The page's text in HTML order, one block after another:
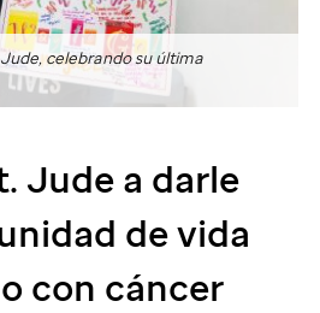
Judea darle
de vida
con cáncer
, celebrando su última